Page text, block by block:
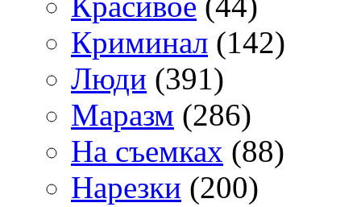
Криминал (142)
Люди (391)
Маразм (286)
На съемках (88)
Нарезки (200)